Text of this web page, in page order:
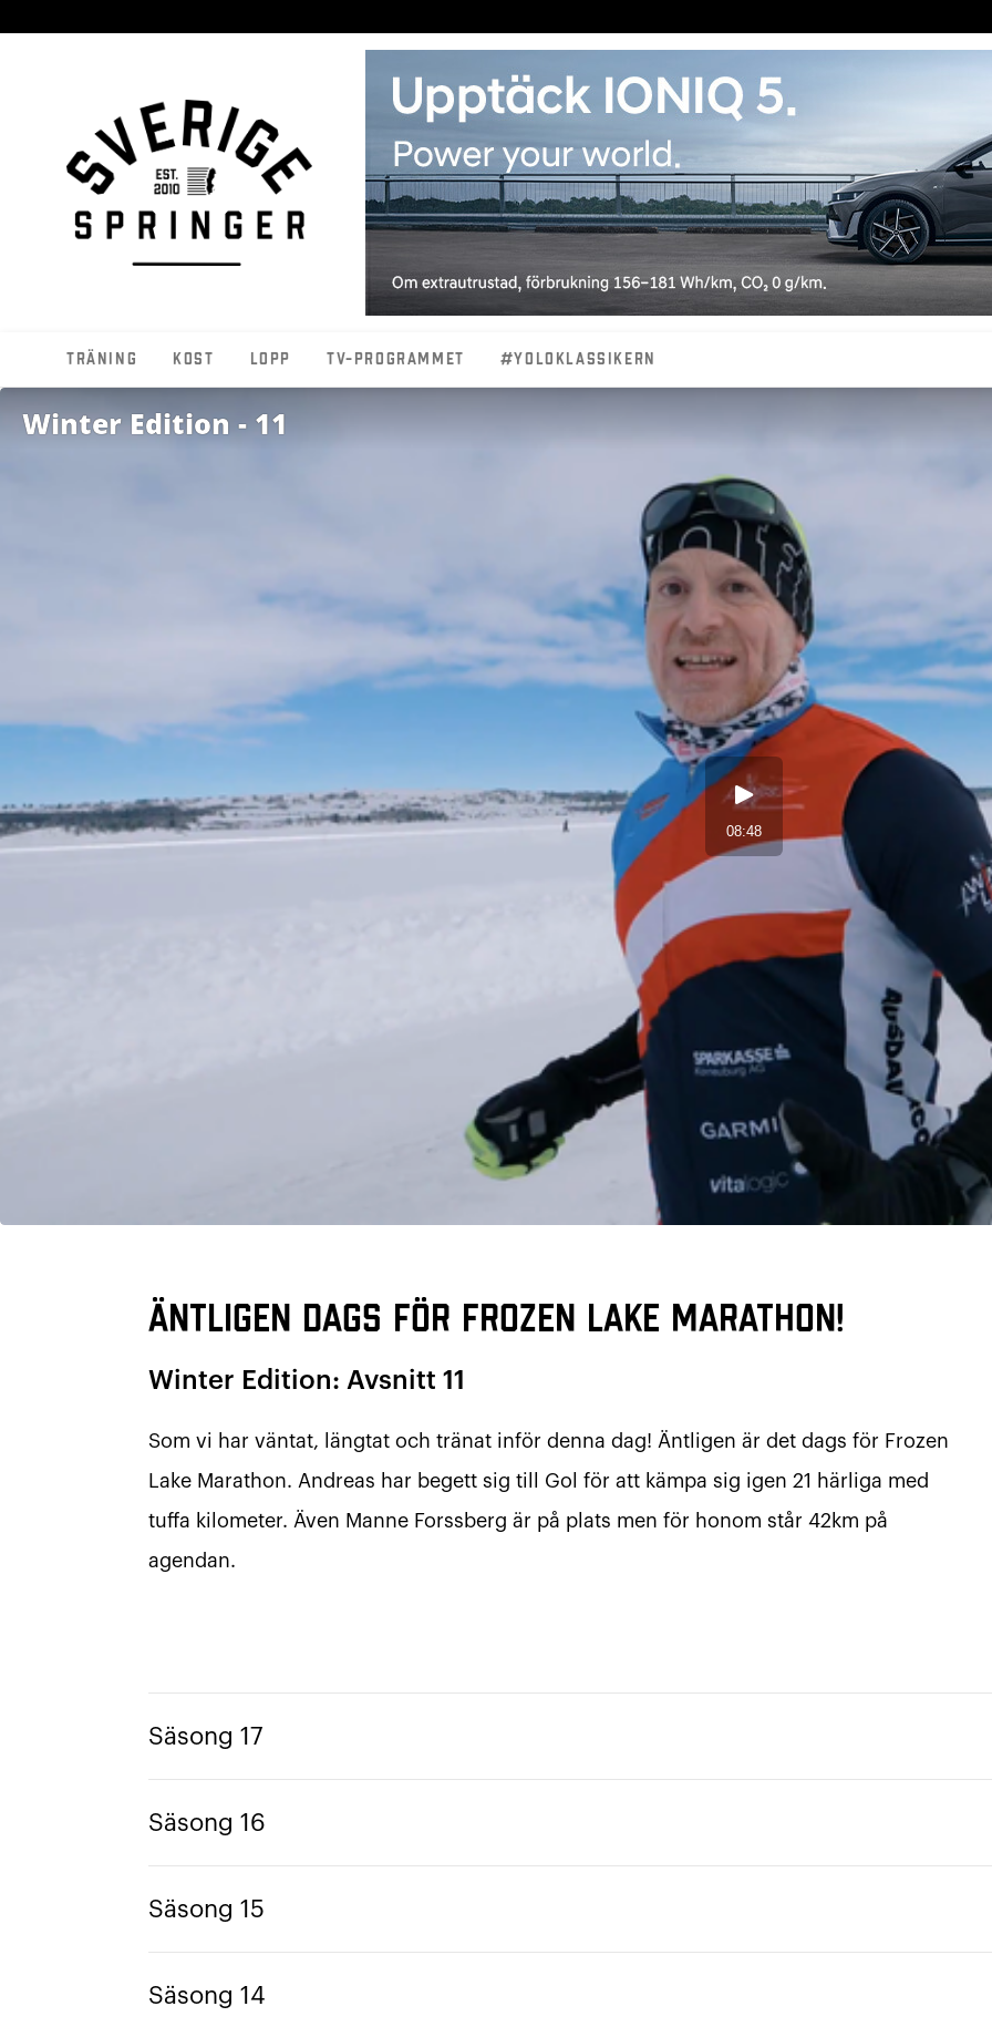
Träning Kost Lopp TV-programmet #YOLOKLASSIKERN
Äntligen dags för Frozen Lake Marathon!
Winter Edition: Avsnitt 11
Som vi har väntat, längtat och tränat inför denna dag! Äntligen är det dags för Frozen
Lake Marathon. Andreas har begett sig till Gol för att kämpa sig igen 21 härliga med
tuffa kilometer. Även Manne Forssberg är på plats men för honom står 42km på
agendan.
Säsong 17
Säsong 16
Säsong 15
Säsong 14